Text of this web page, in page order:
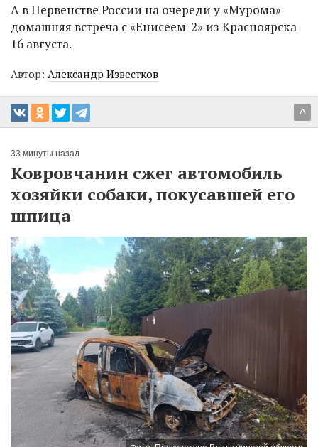
А в Первенстве России на очереди у «Мурома»
домашняя встреча с «Енисеем-2» из Красноярска
16 августа.
Автор: Александр Известков
^
33 минуты назад
Ковровчанин сжег автомобиль
хозяйки собаки, покусавшей его
шпица